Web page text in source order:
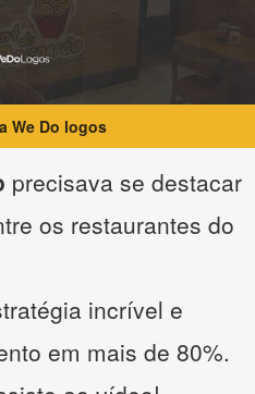
We Do logos
precisava se destacar
os restaurantes do
incrível e
em mais de 80%.